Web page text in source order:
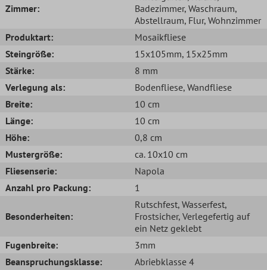
Zimmer:
Badezimmer, Waschraum,
Abstellraum, Flur, Wohnzimmer
Produktart:
Mosaikfliese
Steingröße:
15x105mm, 15x25mm
Stärke:
8 mm
Verlegung als:
Bodenfliese, Wandfliese
Breite:
10 cm
Länge:
10 cm
Höhe:
0,8 cm
Mustergröße:
ca. 10x10 cm
Fliesenserie:
Napola
Anzahl pro Packung:
1
Besonderheiten:
Rutschfest, Wasserfest,
Frostsicher, Verlegefertig auf
ein Netz geklebt
Fugenbreite:
3mm
Beanspruchungsklasse:
Abriebklasse 4